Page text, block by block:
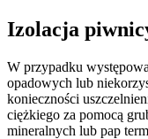
Izolacja
W przypadku
opadowych lub
konieczności
ciężkiego za pomocą
mineralnych lub pap